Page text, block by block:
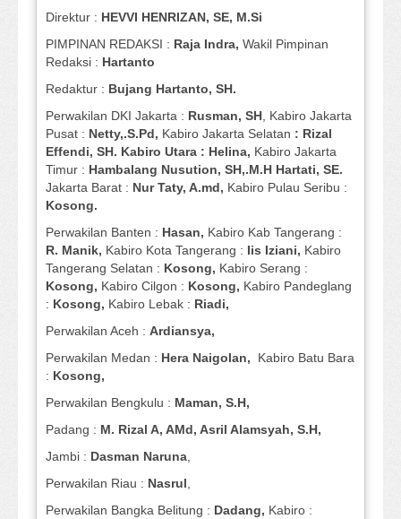
Direktur : HEVVI HENRIZAN, SE, M.Si
PIMPINAN REDAKSI : Raja Indra, Wakil Pimpinan
Redaksi : Hartanto
Redaktur : Bujang Hartanto, SH.
Perwakilan DKI Jakarta : Rusman, SH, Kabiro Jakarta
Pusat : Netty,.S.Pd, Kabiro Jakarta Selatan : Rizal
Effendi, SH. Kabiro Utara : Helina, Kabiro Jakarta
Timur : Hambalang Nusution, SH,.M.H Hartati, SE.
Jakarta Barat : Nur Taty, A.md, Kabiro Pulau Seribu :
Kosong.
Perwakilan Banten : Hasan, Kabiro Kab Tangerang :
R. Manik, Kabiro Kota Tangerang : Iis Iziani, Kabiro
Tangerang Selatan : Kosong, Kabiro Serang :
Kosong, Kabiro Cilgon : Kosong, Kabiro Pandeglang
: Kosong, Kabiro Lebak : Riadi,
Perwakilan Aceh : Ardiansya,
Perwakilan Medan : Hera Naigolan, Kabiro Batu Bara
: Kosong,
Perwakilan Bengkulu : Maman, S.H,
Padang : M. Rizal A, AMd, Asril Alamsyah, S.H,
Jambi : Dasman Naruna,
Perwakilan Riau : Nasrul,
Perwakilan Bangka Belitung : Dadang, Kabiro :